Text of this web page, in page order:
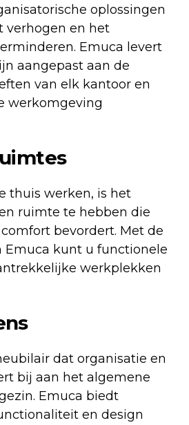
oplossingen
verhogen en het
Emuca levert
aangepast aan de
van elk kantoor en
werkomgeving
thuis werken, is het
ruimte te hebben die
bevordert. Met de
Emuca kunt u functionele
werkplekken
dat organisatie en
bij aan het algemene
Emuca biedt
en design